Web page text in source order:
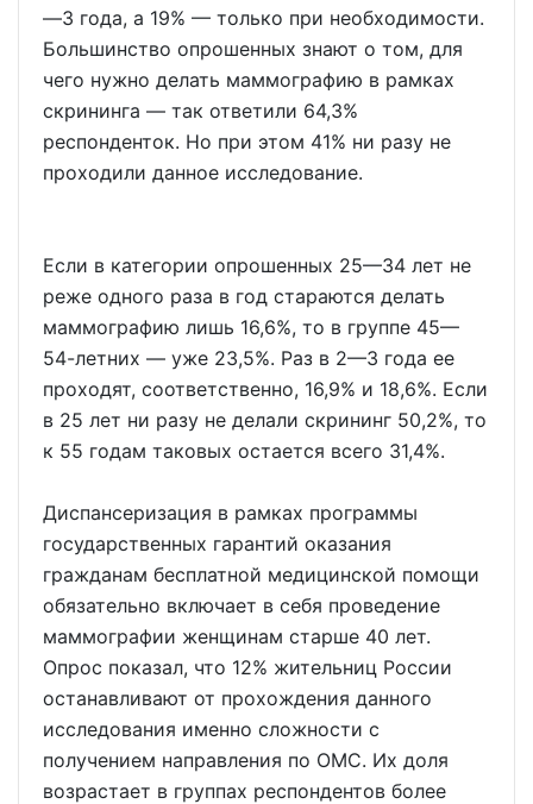
—3 года, а 19% — только при необходимости.
Большинство опрошенных знают о том, для
чего нужно делать маммографию в рамках
скрининга — так ответили 64,3%
респонденток. Но при этом 41% ни разу не
проходили данное исследование.
Если в категории опрошенных 25—34 лет не
реже одного раза в год стараются делать
маммографию лишь 16,6%, то в группе 45—
54-летних — уже 23,5%. Раз в 2—3 года ее
проходят, соответственно, 16,9% и 18,6%. Если
в 25 лет ни разу не делали скрининг 50,2%, то
к 55 годам таковых остается всего 31,4%.
Диспансеризация в рамках программы
государственных гарантий оказания
гражданам бесплатной медицинской помощи
обязательно включает в себя проведение
маммографии женщинам старше 40 лет.
Опрос показал, что 12% жительниц России
останавливают от прохождения данного
исследования именно сложности с
получением направления по ОМС. Их доля
возрастает в группах респондентов более